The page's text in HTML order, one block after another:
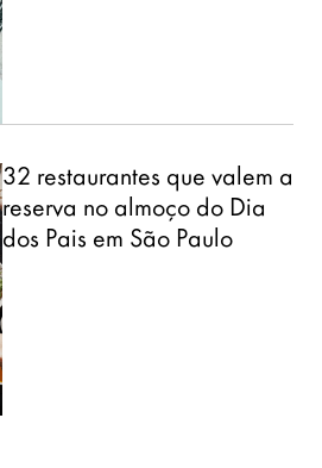
32 restaurantes que valem a
reserva no almoço do Dia
dos Pais em São Paulo